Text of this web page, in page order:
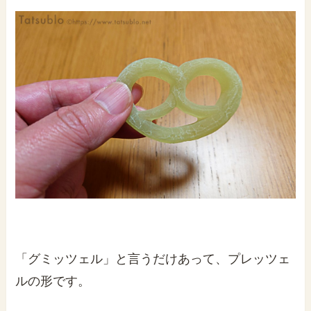
「グミッツェル」と言うだけあって、プレッツェ
ルの形です。